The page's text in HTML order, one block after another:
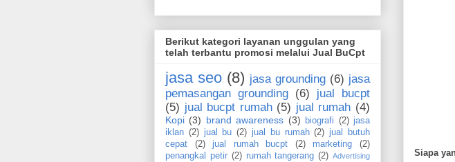
Siapa
Berikut kategori layanan unggulan yang
telah terbantu promosi melalui Jual BuCpt
jasa seo (8) jasa grounding (6) jasa
pemasangan grounding (6)
jual bucpt
(5) jual bucpt rumah (5) jual rumah (4)
Kopi (3) brand awareness (3) biografi (2) jasa
iklan (2) jual bu (2) jual bu rumah (2) jual butuh
cepat
(2) jual rumah bucpt (2) marketing
(2)
penangkal petir (2) rumah tangerang (2) Advertising